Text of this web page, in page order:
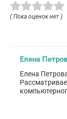
( Пока оценок нет )
Елена
Елена